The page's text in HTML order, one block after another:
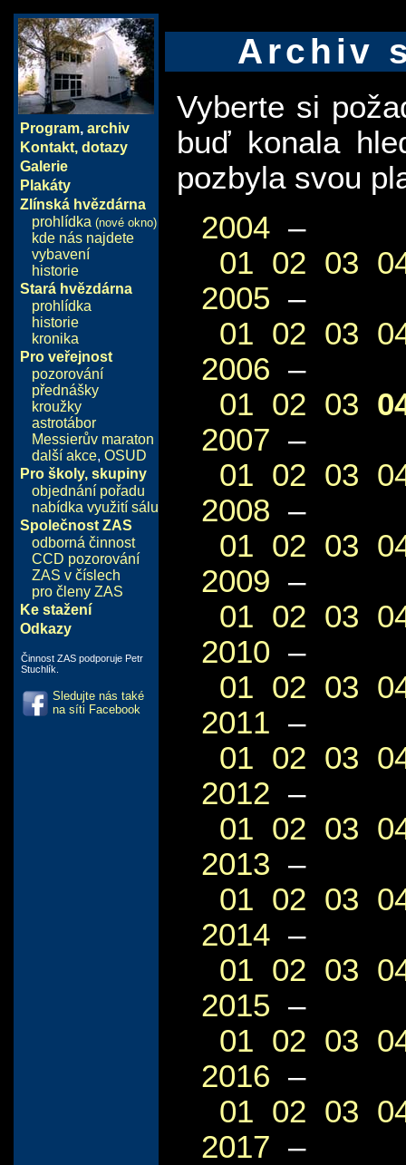
Program, archiv
Kontakt, dotazy
Galerie
Plakáty
Zlínská hvězdárna
prohlídka (nové okno)
kde nás najdete
vybavení
historie
Stará hvězdárna
prohlídka
historie
kronika
Pro veřejnost
pozorování
přednášky
kroužky
astrotábor
Messierův maraton
další akce, OSUD
Pro školy, skupiny
objednání pořadu
nabídka využití sálu
Společnost ZAS
odborná činnost
CCD pozorování
ZAS v číslech
pro členy ZAS
Ke stažení
Odkazy
Činnost ZAS podporuje Petr
Stuchlík.
Sledujte nás také
na síti Facebook
Archiv
Vyberte si
buď konala
pozbyla svou
2004 –
01 02 03
2005 –
01 02 03
2006 –
01 02 03
2007 –
01 02 03
2008 –
01 02 03
2009 –
01 02 03
2010 –
01 02 03
2011 –
01 02 03
2012 –
01 02 03
2013 –
01 02 03
2014 –
01 02 03
2015 –
01 02 03
2016 –
01 02 03
2017 –